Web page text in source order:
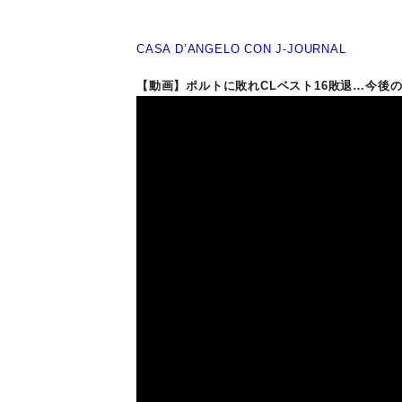
CASA D’ANGELO CON J-JOURNAL
【動画】ポルトに敗れCLベスト16敗退…今後